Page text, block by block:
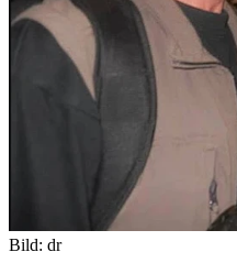
Bild: dr